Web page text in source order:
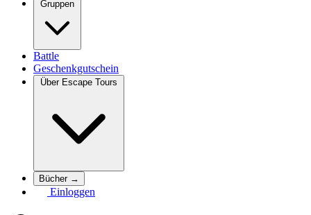
Gruppen
Battle
Geschenkgutschein
Über Escape Tours
Bücher →
Einloggen